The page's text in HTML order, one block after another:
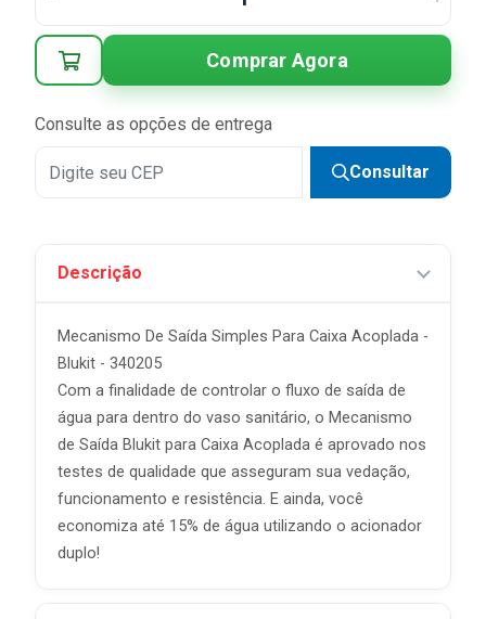
Comprar Agora
Consulte as opções de entrega
Consultar
Descrição
Mecanismo De Saída Simples Para Caixa Acoplada -
Blukit - 340205
Com a finalidade de controlar o fluxo de saída de
água para dentro do vaso sanitário, o Mecanismo
de Saída Blukit para Caixa Acoplada é aprovado nos
testes de qualidade que asseguram sua vedação,
funcionamento e resistência. E ainda, você
economiza até 15% de água utilizando o acionador
duplo!